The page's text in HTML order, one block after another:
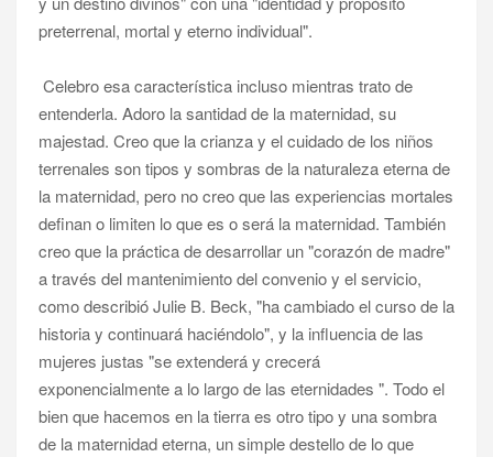
preterrenal, mortal y eterno individual".
Celebro esa característica incluso mientras trato de
entenderla. Adoro la santidad de la maternidad, su
majestad. Creo que la crianza y el cuidado de los niños
terrenales son tipos y sombras de la naturaleza eterna de
la maternidad, pero no creo que las experiencias mortales
definan o limiten lo que es o será la maternidad. También
creo que la práctica de desarrollar un "corazón de madre"
a través del mantenimiento del convenio y el servicio,
como describió Julie B. Beck, "ha cambiado el curso de la
historia y continuará haciéndolo", y la influencia de las
mujeres justas "se extenderá y crecerá
exponencialmente a lo largo de las eternidades ". Todo el
bien que hacemos en la tierra es otro tipo y una sombra
de la maternidad eterna, un simple destello de lo que